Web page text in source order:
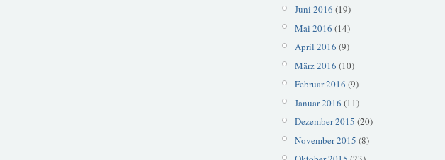
Juni 2016 (19)
Mai 2016 (14)
April 2016 (9)
März 2016 (10)
Februar 2016 (9)
Januar 2016 (11)
Dezember 2015 (20)
November 2015 (8)